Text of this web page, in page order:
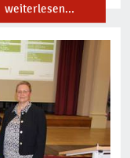
weiterlesen...